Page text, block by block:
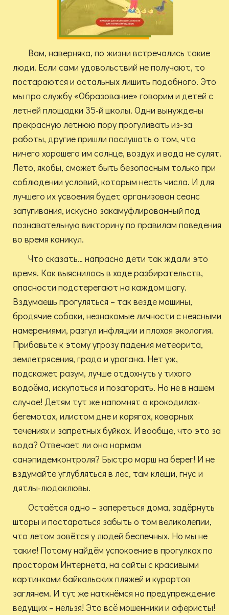
Вам, наверняка, по жизни встречались такие
люди. Если сами удовольствий не получают, то
постараются и остальных лишить подобного. Это
мы про службу «Образование» говорим и детей с
летней площадки 35-й школы. Одни вынуждены
прекрасную летнюю пору прогуливать из-за
работы, другие пришли послушать о том, что
ничего хорошего им солнце, воздух и вода не сулят.
Лето, якобы, сможет быть безопасным только при
соблюдении условий, которым несть числа. И для
лучшего их усвоения будет организован сеанс
запугивания, искусно закамуфлированный под
познавательную викторину по правилам поведения
во время каникул.
Что сказать… напрасно дети так ждали это
время. Как выяснилось в ходе разбирательств,
опасности подстерегают на каждом шагу.
Вздумаешь прогуляться – так везде машины,
бродячие собаки, незнакомые личности с неясными
намерениями, разгул инфляции и плохая экология.
Прибавьте к этому угрозу падения метеорита,
землетрясения, града и урагана. Нет уж,
подскажет разум, лучше отдохнуть у тихого
водоёма, искупаться и позагорать. Но не в нашем
случае! Детям тут же напомнят о крокодилах-
бегемотах, илистом дне и корягах, коварных
течениях и запретных буйках. И вообще, что это за
вода? Отвечает ли она нормам
санэпидемконтроля? Быстро марш на берег! И не
вздумайте углубляться в лес, там клещи, гнус и
дятлы-людоклювы.
Остаётся одно – запереться дома, задёрнуть
шторы и постараться забыть о том великолепии,
что летом зовётся у людей беспечных. Но мы не
такие! Потому найдём успокоение в прогулках по
просторам Интернета, на сайты с красивыми
картинками байкальских пляжей и курортов
заглянем. И тут же наткнёмся на предупреждение
ведущих – нельзя! Это всё мошенники и аферисты!